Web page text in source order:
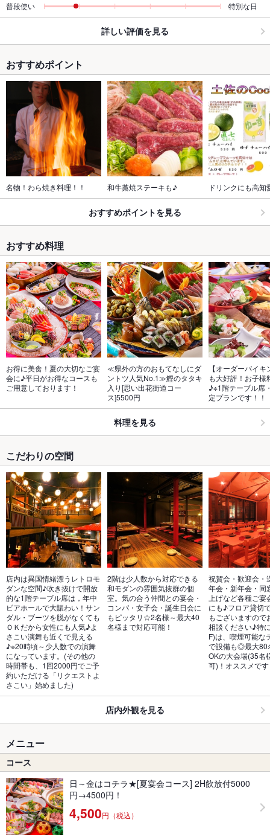
普段使い
特別な日
詳しい評価を見る
おすすめポイント
名物！わら焼き料理！！ 和牛藁焼ステーキも♪ ドリンクにも高知
おすすめポイントを見る
おすすめ料理
お得に美食！夏の大切なご宴
会に♪平日がお得なコースも
ご用意しております！
≪県外の方のおもてなしにダ
ントツ人気No.1≫鰹のタタキ
入り[思い出花街道コー
ス]5500円
【オーダーバイ
も大好評！お子様
♪※1階テーブル席
定プランです！！
料理を見る
こだわりの空間
店内は異国情緒漂うレトロモ
ダンな空間♪吹き抜けで開放
的な1階テーブル席は，年中
ビアホールで大賑わい！サン
ダル・ブーツを脱がなくても
ＯＫだから女性にも人気♪よ
さこい演舞も近くで見える
♪※20時頃～少人数での演舞
になっています。(その他の
時間帯も、1回2000円でご予
約いただける「リクエストよ
さこい」始めました)
2階は少人数から対応できる
和モダンの雰囲気抜群の個
室。気の合う仲間との宴会・
コンパ・女子会・誕生日会に
もピッタリ☆2名様～最大40
名様まで対応可能！
祝賀会・歓迎会・
年会・新年会・同
上げなど各種ご宴
にも♪フロア貸切
もございますので
相談ください♪特
F)は、喫煙可能な
で設備も◎最大80
OKの大会場(35名
可)！オススメで
店内外観を見る
メニュー
コース
日～金はコチラ★[夏宴会コース] 2H飲放付5000
円→4500円！
4,500円（税込）